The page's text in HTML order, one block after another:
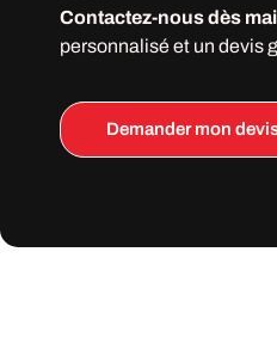
Contactez-nous dès
personnalisé et un devis
Demander mon